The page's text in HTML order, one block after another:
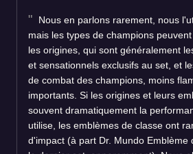
Nous en parlons rarement, nous
mais les types de champions
les origines, qui sont généralement
et sensationnels exclusifs au set, et
de combat des champions, moins
importants. Si les origines et leurs
souvent dramatiquement la
utilise, les emblèmes de classe ont
d'impact (à part Dr. Mundo Emblème